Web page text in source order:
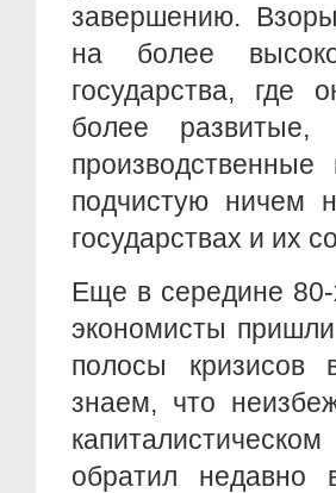
завершению.
на более
государства, где
более
подчистую ничем
государствах и их
Еще в середине 80-
экономисты
полосы кризисов
знаем, что
обратил недавно